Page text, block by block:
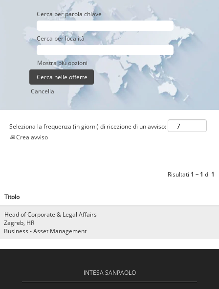
Cerca per parola chiave
Cerca per località
Mostra più opzioni
Cancella
Seleziona la frequenza (in giorni) di ricezione di un avviso:
Crea avviso
Risultati 1 – 1 di 1
Titolo
Head of Corporate & Legal Affairs
Zagreb, HR
Business - Asset Management
INTESA SANPAOLO